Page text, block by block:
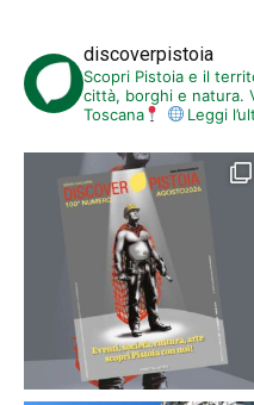
discoverpistoia
Scopri Pistoia e il
città, borghi e natura.
Toscana
Leggi